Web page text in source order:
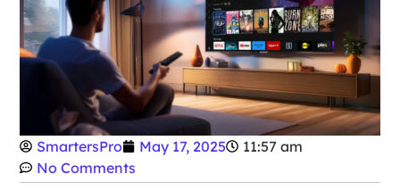
SmartersPro May 17, 2025
11:57 am
No Comments